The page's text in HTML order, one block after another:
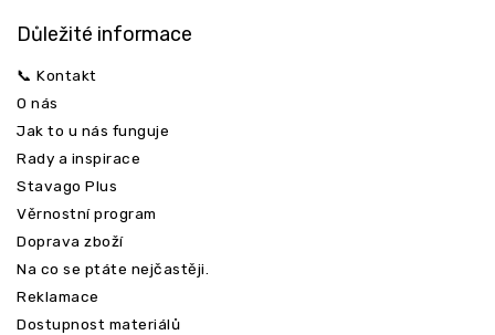
Důležité informace
📞 Kontakt
O nás
Jak to u nás funguje
Rady a inspirace
Stavago Plus
Věrnostní program
Doprava zboží
Na co se ptáte nejčastěji.
Reklamace
Dostupnost materiálů